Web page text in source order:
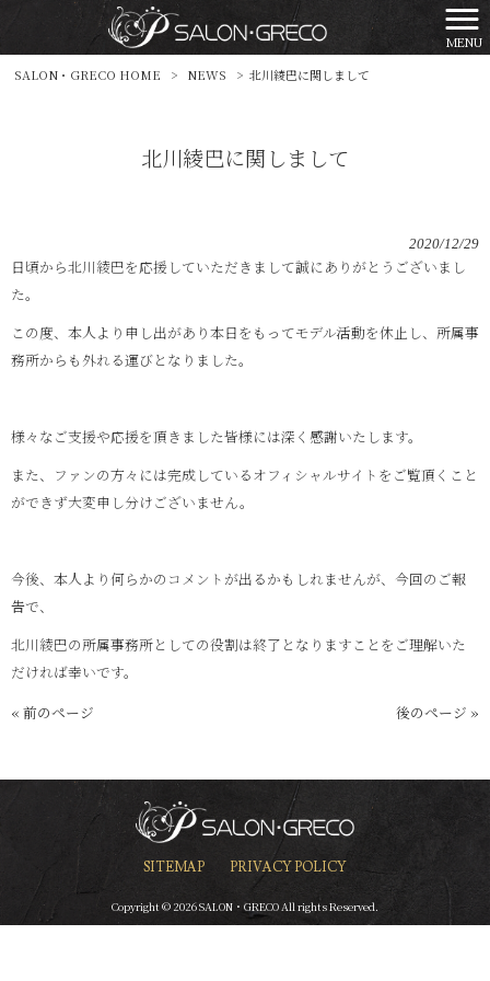
MENU
SALON・GRECO HOME > NEWS > 北川綾巴に関しまして
北川綾巴に関しまして
2020/12/29
日頃から北川綾巴を応援していただきまして誠にありがとうございまし
た。
この度、本人より申し出があり本日をもってモデル活動を休止し、所属事
務所からも外れる運びとなりました。
様々なご支援や応援を頂きました皆様には深く感謝いたします。
また、ファンの方々には完成しているオフィシャルサイトをご覧頂くこと
ができず大変申し分けございません。
今後、本人より何らかのコメントが出るかもしれませんが、今回のご報
告で、
北川綾巴の所属事務所としての役割は終了となりますことをご理解いた
だければ幸いです。
« 前のページ
後のページ »
SITEMAP PRIVACY POLICY
Copyright © 2026 SALON・GRECO All rights Reserved.